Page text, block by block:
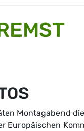
K
Montagabend
Europäischen